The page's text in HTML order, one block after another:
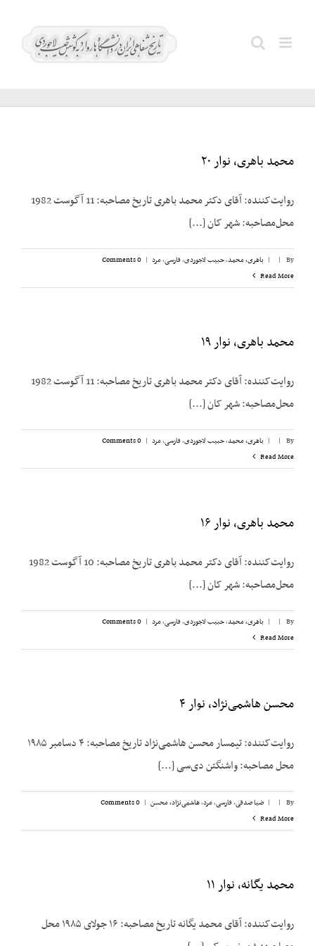
مخصوص
محمد باهری، نوار ۲۰
روایت‌کننده: آقای دکتر محمد باهری تاریخ مصاحبه: 11 آگوست 1982
محل‌مصاحبه: شهر کان [...]
By
|
| باهری، محمد,حبیب لاجوردی,فارسی,مرد |
0 Comments
Read More
محمد باهری، نوار ۱۹
روایت‌کننده: آقای دکتر محمد باهری تاریخ مصاحبه: 11 آگوست 1982
محل‌مصاحبه: شهر کان [...]
By
|
| باهری، محمد,حبیب لاجوردی,فارسی,مرد |
0 Comments
Read More
محمد باهری، نوار ۱۶
روایت‌کننده: آقای دکتر محمد باهری تاریخ مصاحبه: 10 آگوست 1982
محل‌مصاحبه: شهر کان [...]
By
|
| باهری، محمد,حبیب لاجوردی,فارسی,مرد |
0 Comments
Read More
محسن هاشمی‌نژاد، نوار ۴
روایت‌کننده: تیمسار محسن هاشمی‌نژاد تاریخ مصاحبه: ۴ دسامبر ۱۹۸۵
محل مصاحبه: واشنگتن دی‌سی [...]
By
|
| ضیا صدقی,فارسی,مرد,هاشمی‌نژاد، محسن |
0 Comments
Read More
محمد یگانه، نوار ۱۱
روایت‌کننده: آقای محمد یگانه تاریخ مصاحبه: ۱۶ جولای ۱۹۸۵ محل